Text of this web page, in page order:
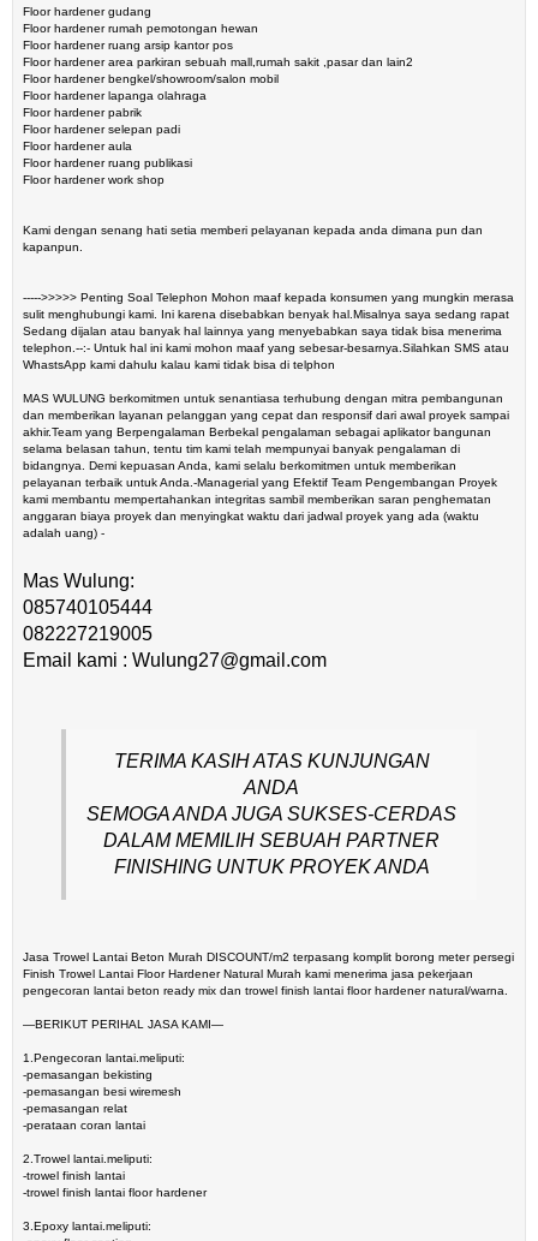
Floor hardener gudang
Floor hardener rumah pemotongan hewan
Floor hardener ruang arsip kantor pos
Floor hardener area parkiran sebuah mall,rumah sakit ,pasar dan lain2
Floor hardener bengkel/showroom/salon mobil
Floor hardener lapanga olahraga
Floor hardener pabrik
Floor hardener selepan padi
Floor hardener aula
Floor hardener ruang publikasi
Floor hardener work shop
Kami dengan senang hati setia memberi pelayanan kepada anda dimana pun dan
kapanpun.
----->>>>> Penting Soal Telephon Mohon maaf kepada konsumen yang mungkin merasa
sulit menghubungi kami. Ini karena disebabkan benyak hal.Misalnya saya sedang rapat
Sedang dijalan atau banyak hal lainnya yang menyebabkan saya tidak bisa menerima
telephon.--:- Untuk hal ini kami mohon maaf yang sebesar-besarnya.Silahkan SMS atau
WhastsApp kami dahulu kalau kami tidak bisa di telphon
MAS WULUNG berkomitmen untuk senantiasa terhubung dengan mitra pembangunan
dan memberikan layanan pelanggan yang cepat dan responsif dari awal proyek sampai
akhir.Team yang Berpengalaman Berbekal pengalaman sebagai aplikator bangunan
selama belasan tahun, tentu tim kami telah mempunyai banyak pengalaman di
bidangnya. Demi kepuasan Anda, kami selalu berkomitmen untuk memberikan
pelayanan terbaik untuk Anda.-Managerial yang Efektif Team Pengembangan Proyek
kami membantu mempertahankan integritas sambil memberikan saran penghematan
anggaran biaya proyek dan menyingkat waktu dari jadwal proyek yang ada (waktu
adalah uang) -
Mas Wulung:
085740105444
082227219005
Email kami : Wulung27@gmail.com
TERIMA KASIH ATAS KUNJUNGAN
ANDA
SEMOGA ANDA JUGA SUKSES-CERDAS
DALAM MEMILIH SEBUAH PARTNER
FINISHING UNTUK PROYEK ANDA
Jasa Trowel Lantai Beton Murah DISCOUNT/m2 terpasang komplit borong meter persegi
Finish Trowel Lantai Floor Hardener Natural Murah kami menerima jasa pekerjaan
pengecoran lantai beton ready mix dan trowel finish lantai floor hardener natural/warna.
—BERIKUT PERIHAL JASA KAMI—
1.Pengecoran lantai.meliputi:
-pemasangan bekisting
-pemasangan besi wiremesh
-pemasangan relat
-perataan coran lantai
2.Trowel lantai.meliputi:
-trowel finish lantai
-trowel finish lantai floor hardener
3.Epoxy lantai.meliputi: